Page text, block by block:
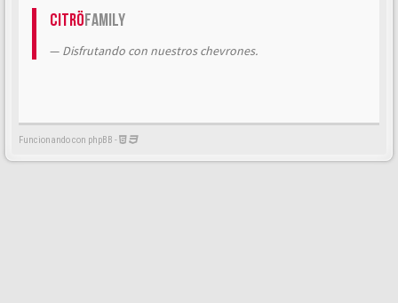
CitröFamily
Disfrutando con nuestros chevrones.
Funcionando con phpBB -